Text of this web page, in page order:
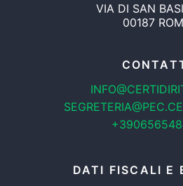
VIA DI SAN
00187
DATI FISCALI E